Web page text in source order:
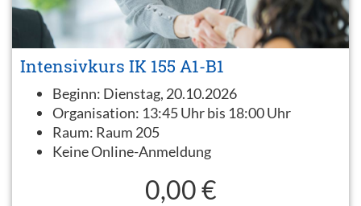
Intensivkurs IK 155 A1-B1
Beginn: Dienstag, 20.10.2026
Organisation: 13:45 Uhr bis 18:00 Uhr
Raum: Raum 205
Keine Online-Anmeldung
0,00 €